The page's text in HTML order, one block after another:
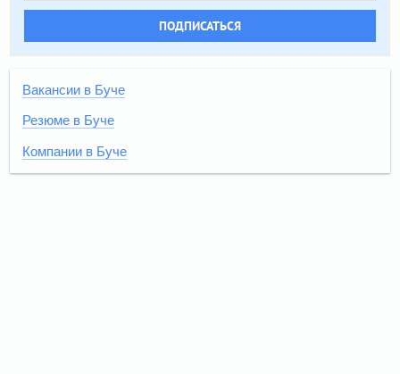
ПОДПИСАТЬСЯ
Вакансии в Буче
Резюме в Буче
Компании в Буче